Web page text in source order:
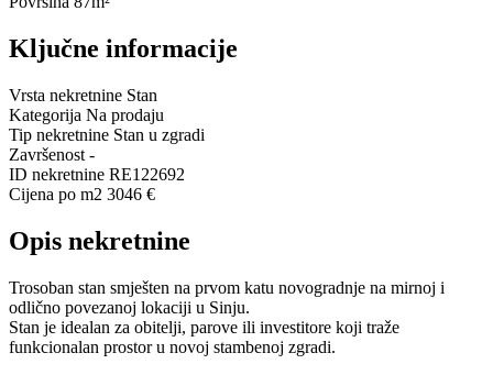
Ključne informacije
Vrsta nekretnine Stan
Kategorija Na prodaju
Tip nekretnine Stan u zgradi
Završenost -
ID nekretnine RE122692
Cijena po m2 3046 €
Opis nekretnine
Trosoban stan smješten na prvom katu novogradnje na mirnoj i
odlično povezanoj lokaciji u Sinju.
Stan je idealan za obitelji, parove ili investitore koji traže
funkcionalan prostor u novoj stambenoj zgradi.